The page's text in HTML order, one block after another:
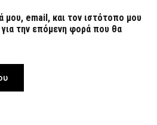
email, και τον ιστότοπο μου
την επόμενη φορά που θα